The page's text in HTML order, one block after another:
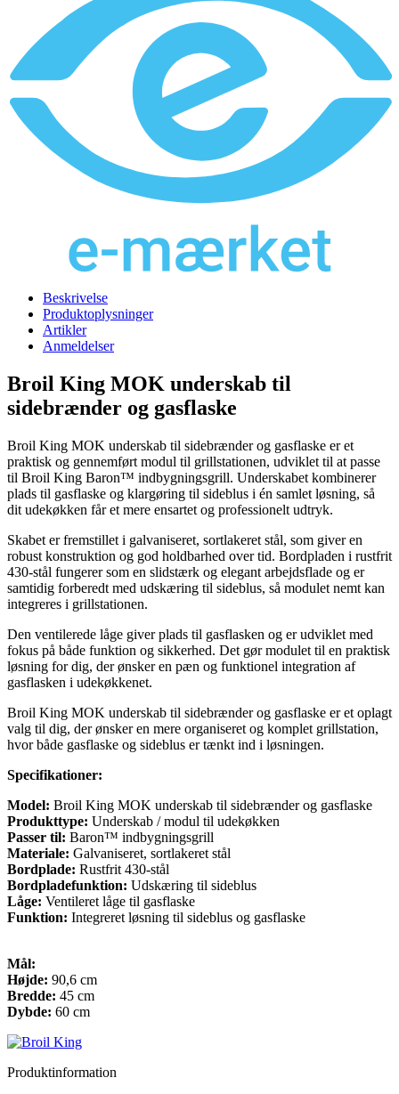
Beskrivelse
Produktoplysninger
Artikler
Anmeldelser
Broil King MOK underskab til
sidebrænder og gasflaske
Broil King MOK underskab til sidebrænder og gasflaske er et
praktisk og gennemført modul til grillstationen, udviklet til at passe
til Broil King Baron™ indbygningsgrill. Underskabet kombinerer
plads til gasflaske og klargøring til sideblus i én samlet løsning, så
dit udekøkken får et mere ensartet og professionelt udtryk.
Skabet er fremstillet i galvaniseret, sortlakeret stål, som giver en
robust konstruktion og god holdbarhed over tid. Bordpladen i rustfrit
430-stål fungerer som en slidstærk og elegant arbejdsflade og er
samtidig forberedt med udskæring til sideblus, så modulet nemt kan
integreres i grillstationen.
Den ventilerede låge giver plads til gasflasken og er udviklet med
fokus på både funktion og sikkerhed. Det gør modulet til en praktisk
løsning for dig, der ønsker en pæn og funktionel integration af
gasflasken i udekøkkenet.
Broil King MOK underskab til sidebrænder og gasflaske er et oplagt
valg til dig, der ønsker en mere organiseret og komplet grillstation,
hvor både gasflaske og sideblus er tænkt ind i løsningen.
Specifikationer:
Model: Broil King MOK underskab til sidebrænder og gasflaske
Produkttype: Underskab / modul til udekøkken
Passer til: Baron™ indbygningsgrill
Materiale: Galvaniseret, sortlakeret stål
Bordplade: Rustfrit 430-stål
Bordpladefunktion: Udskæring til sideblus
Låge: Ventileret låge til gasflaske
Funktion: Integreret løsning til sideblus og gasflaske
Mål:
Højde: 90,6 cm
Bredde: 45 cm
Dybde: 60 cm
Produktinformation